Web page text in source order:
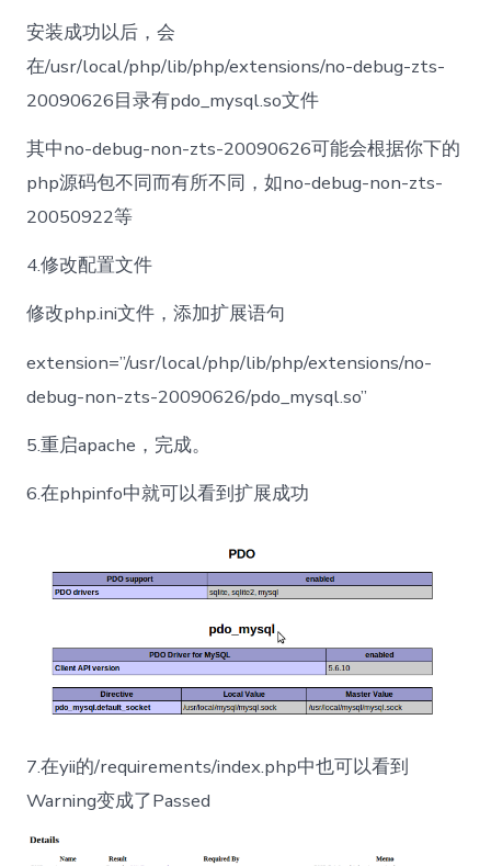
安装成功以后，会
在/usr/local/php/lib/php/extensions/no-debug-zts-
20090626目录有pdo_mysql.so文件
其中no-debug-non-zts-20090626可能会根据你下的
php源码包不同而有所不同，如no-debug-non-zts-
20050922等
4.修改配置文件
修改php.ini文件，添加扩展语句
extension=”/usr/local/php/lib/php/extensions/no-
debug-non-zts-20090626/pdo_mysql.so”
5.重启apache，完成。
6.在phpinfo中就可以看到扩展成功
7.在yii的/requirements/index.php中也可以看到
Warning变成了Passed